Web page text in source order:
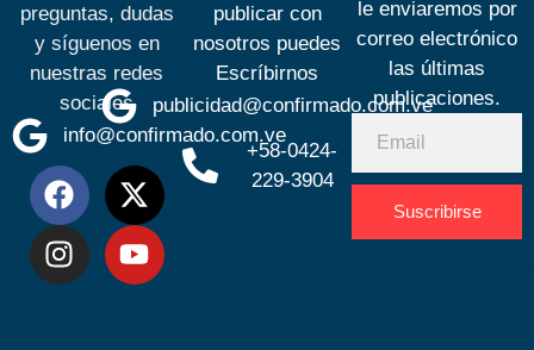
preguntas, dudas
y síguenos en
nuestras redes
sociales
info@confirmado.com.ve
publicar con
nosotros puedes
Escríbirnos
publicidad@confirmado.com.ve
+58-0424-
229-3904
le enviaremos por
correo electrónico
las últimas
publicaciones.
Suscribirse